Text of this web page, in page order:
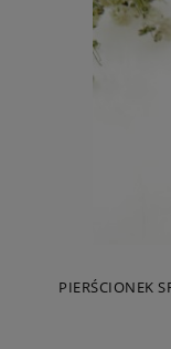
PIERŚCIONEK